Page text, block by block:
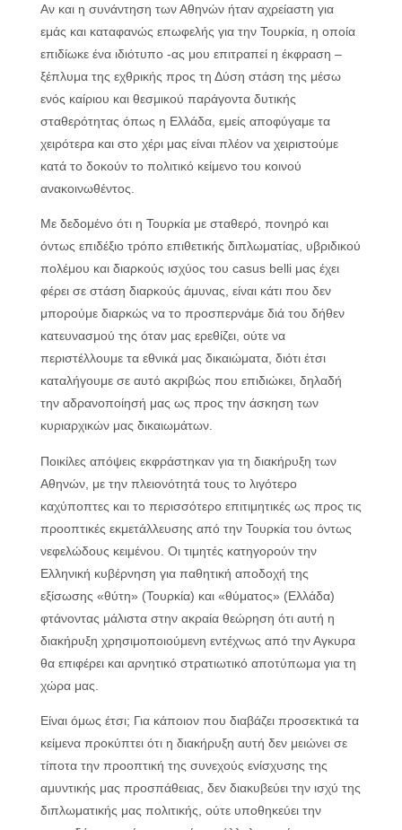
Αν και η συνάντηση των Αθηνών ήταν αχρείαστη για
εμάς και καταφανώς επωφελής για την Τουρκία, η οποία
επιδίωκε ένα ιδιότυπο -ας μου επιτραπεί η έκφραση –
ξέπλυμα της εχθρικής προς τη Δύση στάση της μέσω
ενός καίριου και θεσμικού παράγοντα δυτικής
σταθερότητας όπως η Ελλάδα, εμείς αποφύγαμε τα
χειρότερα και στο χέρι μας είναι πλέον να χειριστούμε
κατά το δοκούν το πολιτικό κείμενο του κοινού
ανακοινωθέντος.
Με δεδομένο ότι η Τουρκία με σταθερό, πονηρό και
όντως επιδέξιο τρόπο επιθετικής διπλωματίας, υβριδικού
πολέμου και διαρκούς ισχύος του casus belli μας έχει
φέρει σε στάση διαρκούς άμυνας, είναι κάτι που δεν
μπορούμε διαρκώς να το προσπερνάμε διά του δήθεν
κατευνασμού της όταν μας ερεθίζει, ούτε να
περιστέλλουμε τα εθνικά μας δικαιώματα, διότι έτσι
καταλήγουμε σε αυτό ακριβώς που επιδιώκει, δηλαδή
την αδρανοποίησή μας ως προς την άσκηση των
κυριαρχικών μας δικαιωμάτων.
Ποικίλες απόψεις εκφράστηκαν για τη διακήρυξη των
Αθηνών, με την πλειονότητά τους το λιγότερο
καχύποπτες και το περισσότερο επιτιμητικές ως προς τις
προοπτικές εκμετάλλευσης από την Τουρκία του όντως
νεφελώδους κειμένου. Οι τιμητές κατηγορούν την
Ελληνική κυβέρνηση για παθητική αποδοχή της
εξίσωσης «θύτη» (Τουρκία) και «θύματος» (Ελλάδα)
φτάνοντας μάλιστα στην ακραία θεώρηση ότι αυτή η
διακήρυξη χρησιμοποιούμενη εντέχνως από την Αγκυρα
θα επιφέρει και αρνητικό στρατιωτικό αποτύπωμα για τη
χώρα μας.
Είναι όμως έτσι; Για κάποιον που διαβάζει προσεκτικά τα
κείμενα προκύπτει ότι η διακήρυξη αυτή δεν μειώνει σε
τίποτα την προοπτική της συνεχούς ενίσχυσης της
αμυντικής μας προσπάθειας, δεν διακυβεύει την ισχύ της
διπλωματικής μας πολιτικής, ούτε υποθηκεύει την